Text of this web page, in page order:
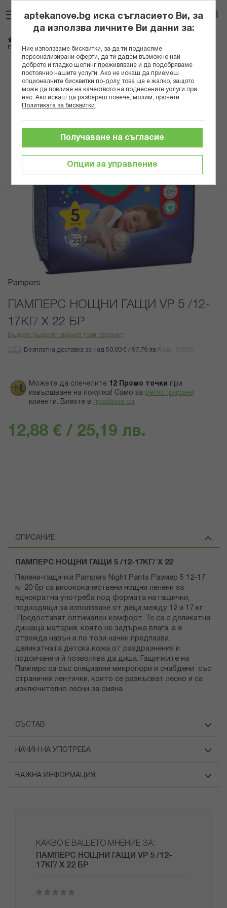
към
съдържанието
Вход
ПАМПЕРС НОЩНИ ГАЩИ VP 5 /12-17КГ/ Х 22 БР
Преминете
края
Преминете
началото
галерия
със
Pampers
ПАМПЕРС НОЩНИ ГАЩИ VP 5 /12-
17КГ/ Х 22 БР
Бъдете първият оценил този продукт
Безплатна доставка за над 50.00 € / 97,79 лв.
Можете да спечелите 12 Промо точки
при
извършване на покупка! Само за регистрирани
клиенти. Влезте в профила си .
12,88 € / 25,19 лв.
ОПИСАНИЕ
ПАМПЕРС НОЩНИ ГАЩИ 5 /12-17КГ/ Х 22
Пелени-гащички Pampers Night Pants Размер 5 12-17
кг 20 бр са висококачествени нощни пелени за
еднократна употреба под формата на гащички,
подходящи за използване от деца между 12 и 17 кг.
Предоставят оптимален комфорт. Те са с деликатна
дишаща материя, която не задържа влага, а я
отвежда навън и по този начин предпазва
деликатната детска кожа от раздразнения и
подсичане и й позволява да диша. Гащичките на
Памперс са със специални микропори и снабдени със
странични лентички, които се разкъсват лесно и са
изключително лесни за смяна.
СЪСТАВ
НАЧИН НА УПОТРЕБА
ВАЖНА ИНФОРМАЦИЯ
КАКВО Е ВАШЕТО МНЕНИЕ ЗА:
ПАМПЕРС НОЩНИ ГАЩИ VP 5 /12-
17КГ/ Х 22 БР
aptekanove.bg иска съгласието Ви, за
да използва личните Ви данни за:
Ние използваме бисквитки, за да ти поднасяме
персонализирани оферти, да ти дадем възможно най-
доброто и гладко шопинг преживяване и да подобряваме
постоянно нашите услуги. Ако не искаш да приемеш
опционалните бисквитки по-долу, това ще е жалко, защото
може да повлияе на качеството на поднесените услуги при
нас. Ако искаш да разбереш повече, молим, прочети
Политиката за бисквитки
Опции за управление
Получаване на съгласие